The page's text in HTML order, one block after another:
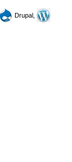
Drupal,